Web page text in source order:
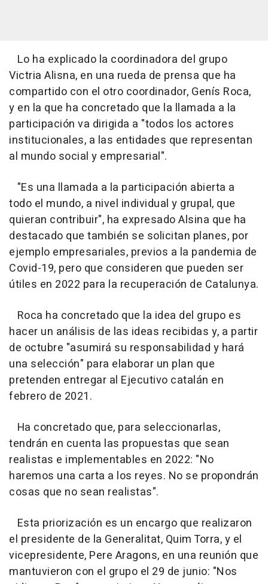
Lo ha explicado la coordinadora del grupo
Victria Alisna, en una rueda de prensa que ha
compartido con el otro coordinador, Genís Roca,
y en la que ha concretado que la llamada a la
participación va dirigida a "todos los actores
institucionales, a las entidades que representan
al mundo social y empresarial".
"Es una llamada a la participación abierta a
todo el mundo, a nivel individual y grupal, que
quieran contribuir", ha expresado Alsina que ha
destacado que también se solicitan planes, por
ejemplo empresariales, previos a la pandemia de
Covid-19, pero que consideren que pueden ser
útiles en 2022 para la recuperación de Catalunya.
Roca ha concretado que la idea del grupo es
hacer un análisis de las ideas recibidas y, a partir
de octubre "asumirá su responsabilidad y hará
una selección" para elaborar un plan que
pretenden entregar al Ejecutivo catalán en
febrero de 2021.
Ha concretado que, para seleccionarlas,
tendrán en cuenta las propuestas que sean
realistas e implementables en 2022: "No
haremos una carta a los reyes. No se propondrán
cosas que no sean realistas".
Esta priorización es un encargo que realizaron
el presidente de la Generalitat, Quim Torra, y el
vicepresidente, Pere Aragons, en una reunión que
mantuvieron con el grupo el 29 de junio: "Nos